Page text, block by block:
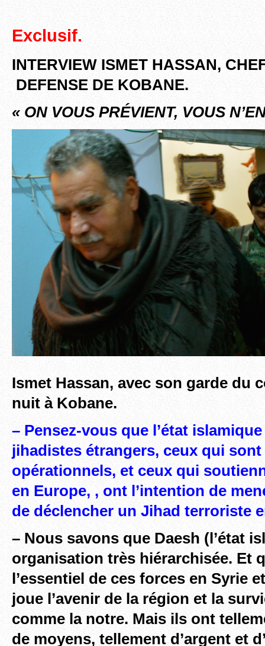
Exclusif.
INTERVIEW ISMET HASSAN,
DEFENSE DE KOBANE.
« ON VOUS PRÉVIENT, VOUS
Ismet Hassan, avec son garde du
nuit à Kobane.
– Pensez-vous que l’état
jihadistes étrangers, ceux qui
opérationnels, et ceux qui
en Europe, , ont l’intention de
de déclencher un Jihad terroriste
– Nous savons que Daesh (l’état
organisation très hiérarchisée. Et
l’essentiel de ces forces en Syrie
joue l’avenir de la région et la
comme la notre. Mais ils ont
de moyens, tellement d’argent et